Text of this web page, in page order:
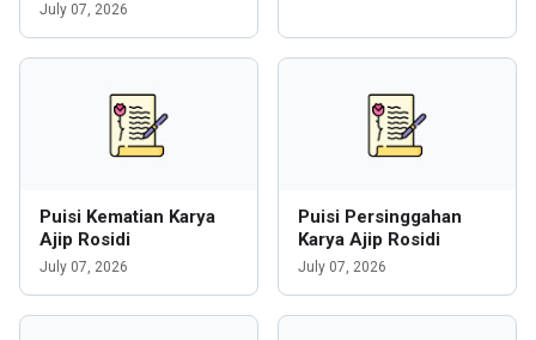
July 07, 2026
Puisi Kematian Karya
Ajip Rosidi
July 07, 2026
Puisi Persinggahan
Karya Ajip Rosidi
July 07, 2026